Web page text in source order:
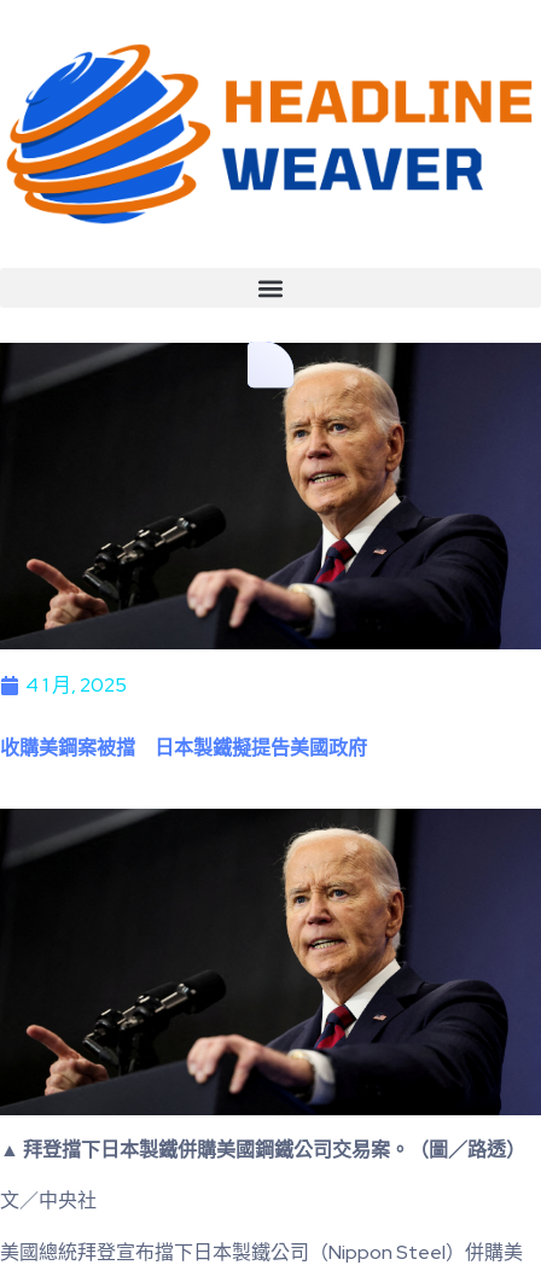
4 1 月, 2025
收購美鋼案被擋 日本製鐵擬提告美國政府
▲ 拜登擋下日本製鐵併購美國鋼鐵公司交易案。（圖／路透）
文／中央社
美國總統拜登宣布擋下日本製鐵公司（Nippon Steel）併購美